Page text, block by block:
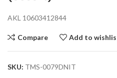
AKL 10603412844
Compare Add to
SKU: TMS-0079DNIT